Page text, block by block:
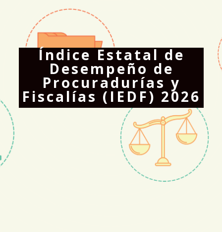
Índice Estatal de
Desempeño de
Procuradurías y
Fiscalías (IEDF) 2026